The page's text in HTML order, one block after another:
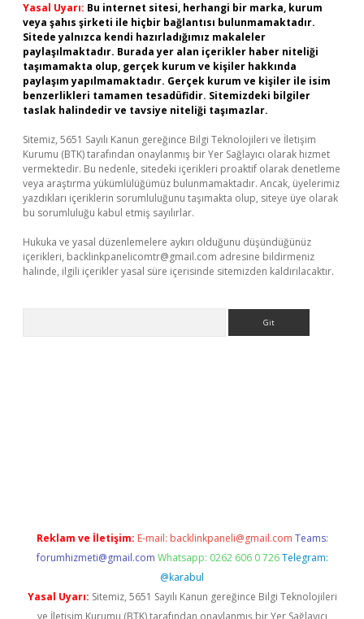
Yasal Uyarı: Bu internet sitesi, herhangi bir marka, kurum
veya şahıs şirketi ile hiçbir bağlantısı bulunmamaktadır.
Sitede yalnızca kendi hazırladığımız makaleler
paylaşılmaktadır. Burada yer alan içerikler haber niteliği
taşımamakta olup, gerçek kurum ve kişiler hakkında
paylaşım yapılmamaktadır. Gerçek kurum ve kişiler ile isim
benzerlikleri tamamen tesadüfidir. Sitemizdeki bilgiler
taslak halindedir ve tavsiye niteliği taşımazlar.
Sitemiz, 5651 Sayılı Kanun gereğince Bilgi Teknolojileri ve İletişim
Kurumu (BTK) tarafından onaylanmış bir Yer Sağlayıcı olarak hizmet
vermektedir. Bu nedenle, sitedeki içerikleri proaktif olarak denetleme
veya araştırma yükümlülüğümüz bulunmamaktadır. Ancak, üyelerimiz
yazdıkları içeriklerin sorumluluğunu taşımakta olup, siteye üye olarak
bu sorumluluğu kabul etmiş sayılırlar.
Hukuka ve yasal düzenlemelere aykırı olduğunu düşündüğünüz
içerikleri, backlinkpanelicomtr@gmail.com adresine bildirmeniz
halinde, ilgili içerikler yasal süre içerisinde sitemizden kaldırılacaktır.
Reklam ve İletişim: E-mail: backlinkpaneli@gmail.com Teams:
forumhizmeti@gmail.com Whatsapp: 0262 606 0 726 Telegram:
@karabul
Yasal Uyarı: Sitemiz, 5651 Sayılı Kanun gereğince Bilgi Teknolojileri
ve İletişim Kurumu (BTK) tarafından onaylanmış bir Yer Sağlayıcı